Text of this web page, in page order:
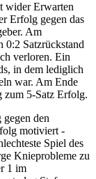
wider Erwarten
Erfolg gegen das
Am
0:2 Satzrückstand
verloren. Ein
in dem lediglich
war. Am Ende
zum 5-Satz Erfolg.
den
motiviert -
Spiel des
Knieprobleme zu
1 im